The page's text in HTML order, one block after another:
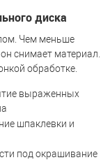
диска
Чем меньше
снимает материал.
обработке.
выраженных
шпаклевки и
под окрашивание